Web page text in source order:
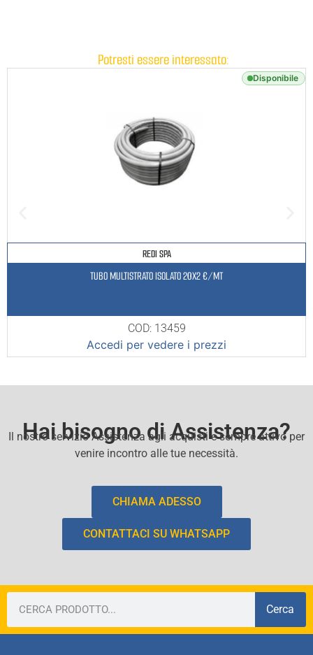
Potresti essere interessato:
Disponibile
REDI SPA
TUBO MULTISTRATO ISOLATO 20X2 €/MT
COD: 13459
Accedi per vedere i prezzi
Hai bisogno di Assistenza?
Il nostro servizio Assistenza agli acquisti e sempre attivo per
venire incontro alle tue necessità.
CHIAMA ADESSO
CONTATTACI SU WHATSAPP
Cerca